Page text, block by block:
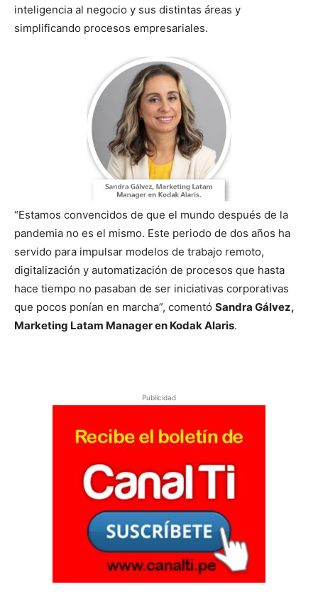
inteligencia al negocio y sus distintas áreas y
simplificando procesos empresariales.
“Estamos convencidos de que el mundo después de la
pandemia no es el mismo. Este periodo de dos años ha
servido para impulsar modelos de trabajo remoto,
digitalización y automatización de procesos que hasta
hace tiempo no pasaban de ser iniciativas corporativas
que pocos ponían en marcha”, comentó Sandra Gálvez,
Marketing Latam Manager en Kodak Alaris.
Publicidad